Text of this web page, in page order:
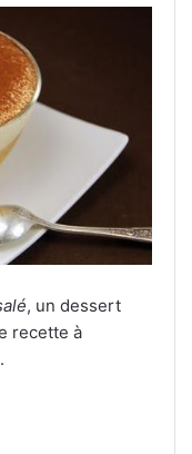
, un dessert
recette à